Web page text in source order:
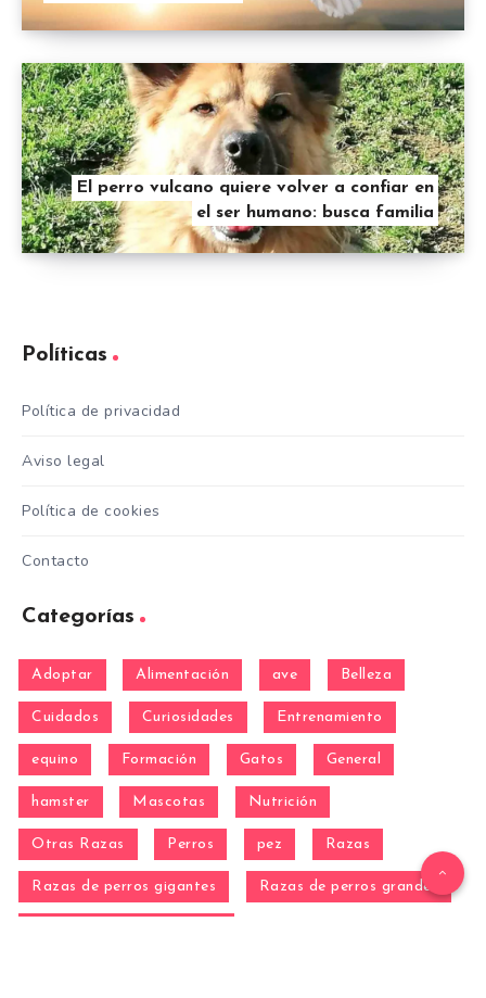
El perro vulcano quiere volver a confiar en
el ser humano: busca familia
Políticas
Política de privacidad
Aviso legal
Política de cookies
Contacto
Categorías
Adoptar Alimentación ave Belleza
Cuidados Curiosidades Entrenamiento
equino Formación Gatos General
hamster Mascotas Nutrición
Otras Razas Perros pez Razas
Razas de perros gigantes Razas de perros grandes